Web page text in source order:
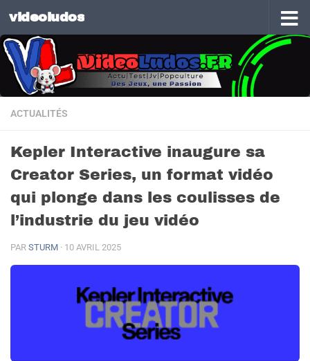
Skip to content
videoludos
ACTUALITÉS
Kepler Interactive inaugure sa
Creator Series, un format vidéo
qui plonge dans les coulisses de
l’industrie du jeu vidéo
PAR STURM · 10 AVRIL 2025